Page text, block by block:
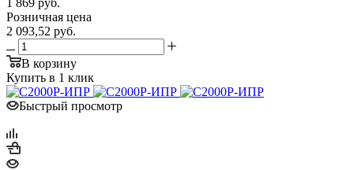
Розничная цена
2 093,52 руб.
В корзину
Купить в 1 клик
Быстрый просмотр